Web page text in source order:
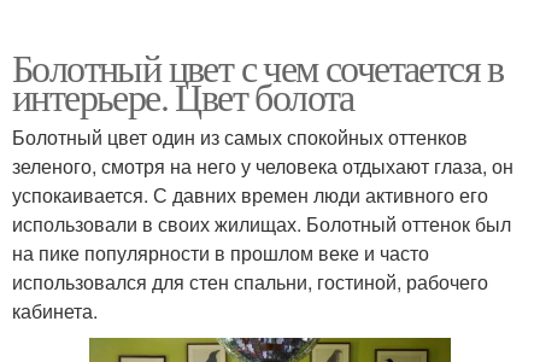
Болотный цвет с чем сочетается в
интерьере. Цвет болота
Болотный цвет один из самых спокойных оттенков
зеленого, смотря на него у человека отдыхают глаза, он
успокаивается. С давних времен люди активного его
использовали в своих жилищах. Болотный оттенок был
на пике популярности в прошлом веке и часто
использовался для стен спальни, гостиной, рабочего
кабинета.